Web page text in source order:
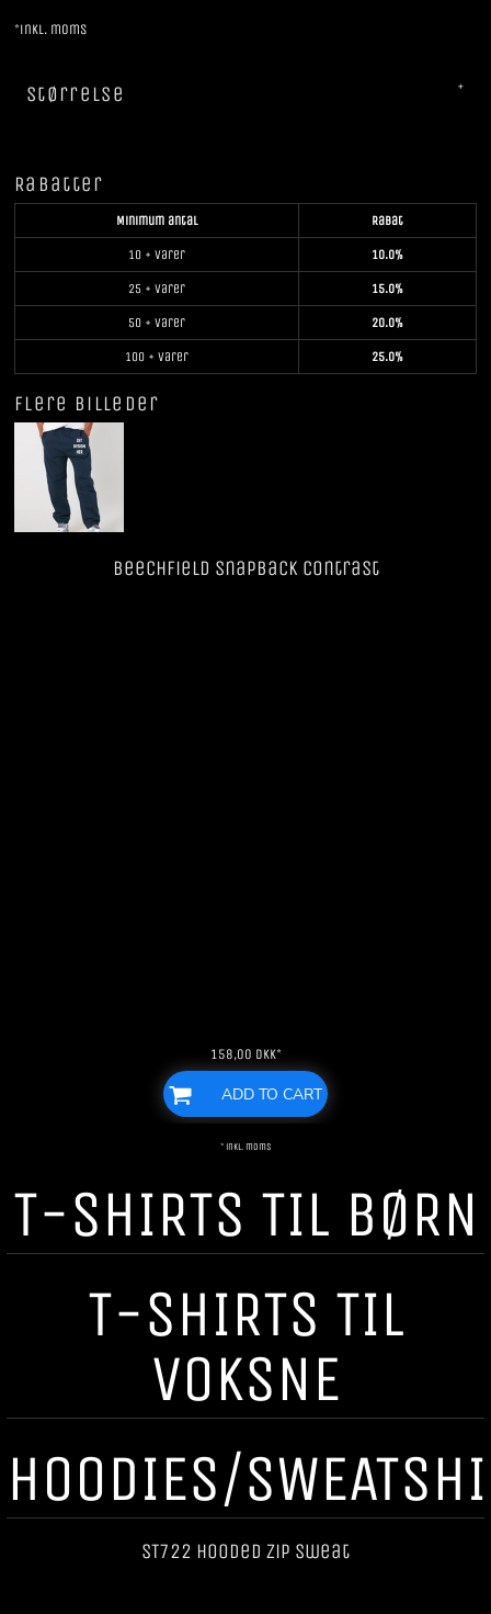
*inkl. moms
Størrelse
Rabatter
Minimum antal Rabat
10 + varer 10.0%
25 + varer 15.0%
50 + varer 20.0%
100 + varer 25.0%
Flere billeder
Beechfield SnapBack Contrast
158,00 DKK*
ADD TO CART
* inkl. moms
T-SHIRTS TIL BØRN
T-SHIRTS TIL
VOKSNE
HOODIES/
ST722 Hooded Zip Sweat